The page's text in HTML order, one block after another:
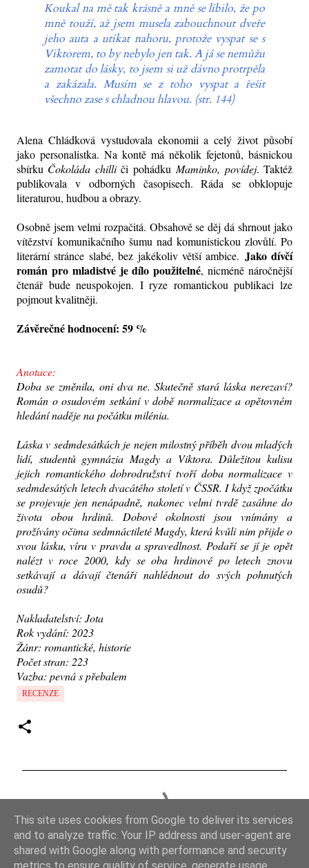
Koukal na mě tak krásně a mně se líbilo, že po
mně touží, až jsem musela zabouchnout dveře
jeho auta a utíkat nahoru, protože vyspat se s
Viktorem, to by nebylo jen tak. A já se nemůžu
zamotat do lásky, to jsem si už dávno protrpěla
a zakázala. Musím se z toho vyspat a řešit
všechno zase s chladnou hlavou. (str. 144)
Alena Chládková vystudovala ekonomii a celý život působí
jako personalistka. Na kontě má několik fejetonů, básnickou
sbírku Čokoláda chilliči pohádku Maminko, povídej. Taktéž
publikovala v odborných časopisech. Ráda se obklopuje
literaturou, hudbou a obrazy.
Osobně jsem velmi rozpačitá. Obsahově se děj dá shrnout jako
vítězství komunikačního šumu nad komunistickou zlovůlí. Po
literární stránce slabé, bez jakékoliv větší ambice. Jako dívčí
román pro mladistvé je dílo použitelné, nicméně náročnější
čtenář bude neuspokojen. I ryze romantickou publikaci lze
pojmout kvalitněji.
Závěrečné hodnocení: 59 %
Anotace:
Doba se změnila, oni dva ne. Skutečně stará láska nerezaví?
Román o osudovém setkání v době normalizace a opětovném
hledání naděje na počátku milénia.
Láska v sedmdesátkách je nejen milostný příběh dvou mladých
lidí, studentů gymnázia Magdy a Viktora. Důležitou kulisu
jejich romantického dobrodružství tvoří doba normalizace v
sedmdesátých letech dvacátého století v ČSSR. I když zpočátku
se projevuje jen nenápadně, nakonec velmi tvrdě zasáhne do
života obou hrdinů. Dobové okolnosti jsou vnímány a
prožívány očima sedmnáctileté Magdy, která kvůli nim přijde o
svou lásku, víru v pravdu a spravedlnost. Podaří se jí je opět
nalézt v roce 2000, kdy se oba hrdinové po letech znovu
setkávají a dávají čtenáři nahlédnout do svých pohnutých
osudů?
Nakladatelství: Jota
Rok vydání: 2023
Žánr: romantické, historie
Počet stran: 223
Vazba: pevná s přebalem
RECENZE
o
m
e
This site uses cookies from Google to deliver its services
and to analyze traffic. Your IP address and user-agent are
shared with Google along with performance and security